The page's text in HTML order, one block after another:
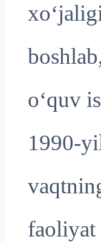
o‘quv
1990-
faoliyat